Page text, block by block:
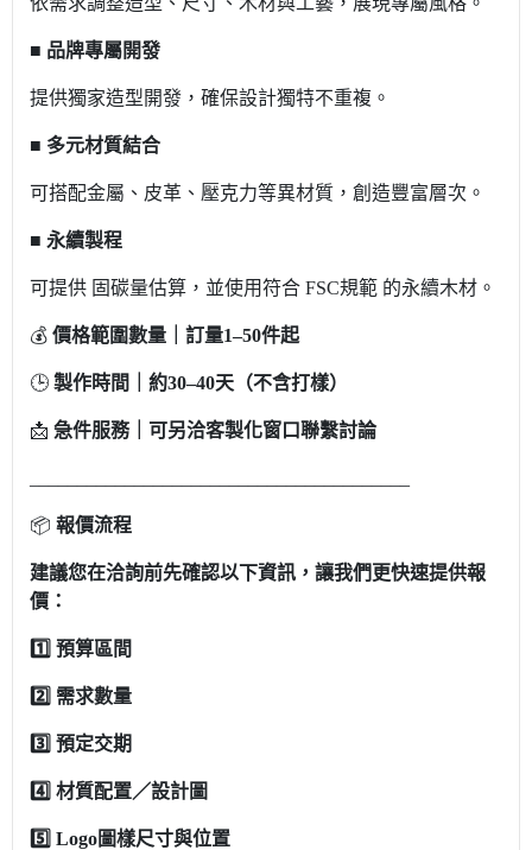
■ 品牌專屬開發
提供獨家造型開發，確保設計獨特不重複。
■ 多元材質結合
可搭配金屬、皮革、壓克力等異材質，創造豐富層次。
■ 永續製程
可提供 固碳量估算，並使用符合 FSC規範 的永續木材。
💰 價格範圍數量｜訂量1–50件起
🕒 製作時間｜約30–40天（不含打樣）
📩 急件服務｜可另洽客製化窗口聯繫討論
📦 報價流程
建議您在洽詢前先確認以下資訊，讓我們更快速提供報
價：
1️⃣ 預算區間
2️⃣ 需求數量
3️⃣ 預定交期
4️⃣ 材質配置／設計圖
5️⃣ Logo圖樣尺寸與位置